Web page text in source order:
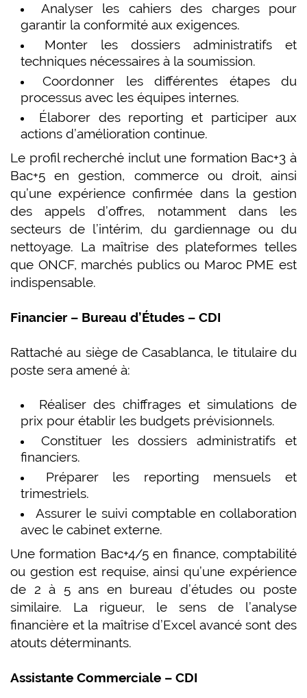
Analyser les cahiers des charges pour
garantir la conformité aux exigences.
Monter les dossiers administratifs et
techniques nécessaires à la soumission.
Coordonner les différentes étapes du
processus avec les équipes internes.
Élaborer des reporting et participer aux
actions d’amélioration continue.
Le profil recherché inclut une formation Bac+3 à
Bac+5 en gestion, commerce ou droit, ainsi
qu’une expérience confirmée dans la gestion
des appels d’offres, notamment dans les
secteurs de l’intérim, du gardiennage ou du
nettoyage. La maîtrise des plateformes telles
que ONCF, marchés publics ou Maroc PME est
indispensable.
Financier – Bureau d’Études – CDI
Rattaché au siège de Casablanca, le titulaire du
poste sera amené à:
Réaliser des chiffrages et simulations de
prix pour établir les budgets prévisionnels.
Constituer les dossiers administratifs et
financiers.
Préparer les reporting mensuels et
trimestriels.
Assurer le suivi comptable en collaboration
avec le cabinet externe.
Une formation Bac+4/5 en finance, comptabilité
ou gestion est requise, ainsi qu’une expérience
de 2 à 5 ans en bureau d’études ou poste
similaire. La rigueur, le sens de l’analyse
financière et la maîtrise d’Excel avancé sont des
atouts déterminants.
Assistante Commerciale – CDI